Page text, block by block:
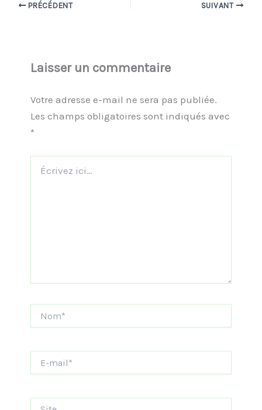
PRÉCÉDENT SUIVANT
Laisser un commentaire
Votre adresse e-mail ne sera pas publiée.
Les champs obligatoires sont indiqués avec
*
ici…
mail*